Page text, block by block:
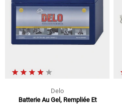
Delo
Batterie Au Gel, Rempliée Et